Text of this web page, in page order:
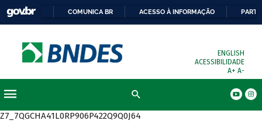
COMUNICA BR ACESSO À INFORMAÇÃO
ENGLISH
ACESSIBILIDADE
A+ A-
Z7_7QGCHA41L0RP906P422Q9Q0J64